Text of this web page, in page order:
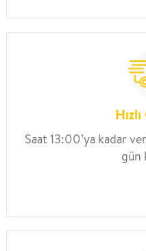
Saat 13:00’ya kadar
gün